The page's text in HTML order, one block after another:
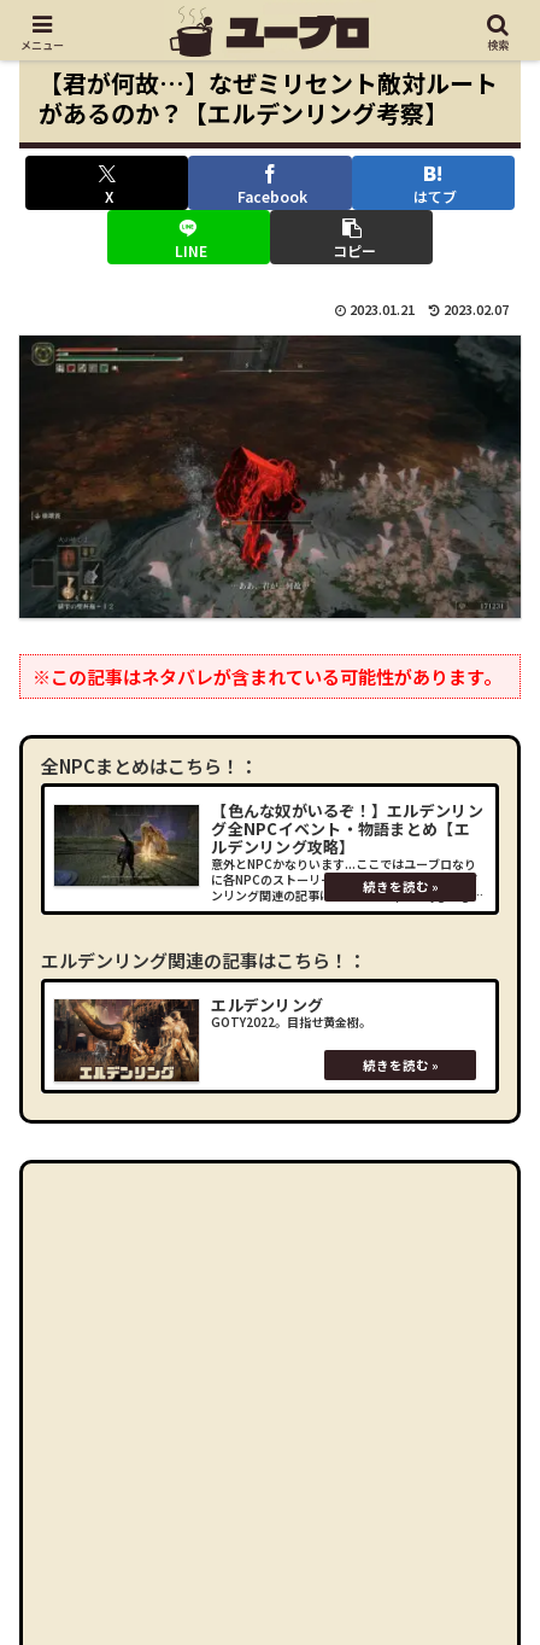
【君が何故…】なぜミリセント敵対ルート
があるのか？【エルデンリング考察】
X Facebook はてブ
LINE コピー
2023.01.21 2023.02.07
※この記事はネタバレが含まれている可能性があります。
全NPCまとめはこちら！：
【色んな奴がいるぞ！】エルデンリン
グ全NPCイベント・物語まとめ【エ
ルデンリング攻略】
意外とNPCかなりいます...ここではユーブロなり
に各NPCのストーリーを追ってみました！エルデ
ンリング関連の記事はこちら！： (adsbygoogle
= window.adsbygoogle || []).push({});NPCイベ
エルデンリング関連の記事はこちら！：
エルデンリング
GOTY2022。目指せ黄金樹。
メニュー 検索